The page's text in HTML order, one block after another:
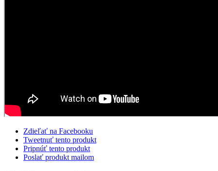
Zdieľať na Facebooku
Tweetnuť tento produkt
Pripnúť tento produkt
Poslať produkt mailom